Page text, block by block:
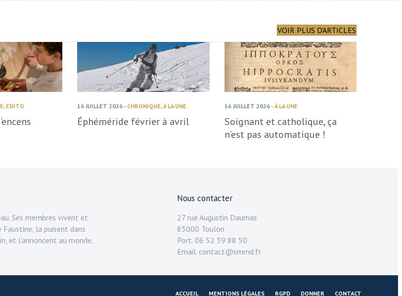
VOIR PLUS D'ARTICLES
, ÉDITO 16 JUILLET 2026 - CHRONIQUE,À LA UNE
Éphéméride février à avril
16 JUILLET 2026 - À LA UNE
Soignant et catholique, ça
n’est pas automatique !
Ses membres vivent et
la puisent dans
et l'annoncent au monde,
Nous contacter
27 rue Augustin Daumas
83000 Toulon
Port. 06 52 39 88 50
Email. contact@smmd.fr
ACCUEIL MENTIONS LÉGALES RGPD DONNER CONTACT